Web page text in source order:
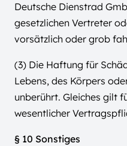
Deutsche Dienstrad
gesetzlichen Vertreter
vorsätzlich oder grob
(3) Die Haftung für
Lebens, des Körpers
unberührt. Gleiches gilt
wesentlicher
§ 10 Sonstiges